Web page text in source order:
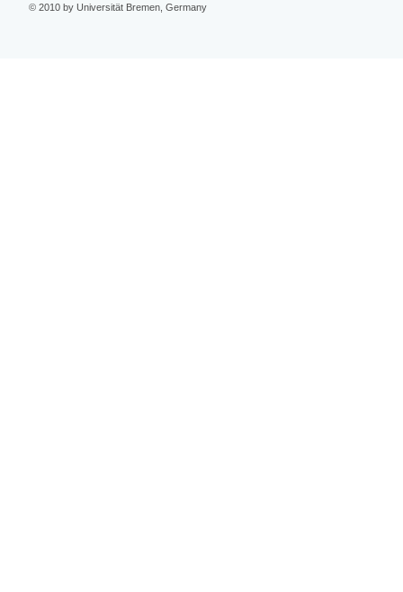
© 2010 by Universität Bremen, Germany